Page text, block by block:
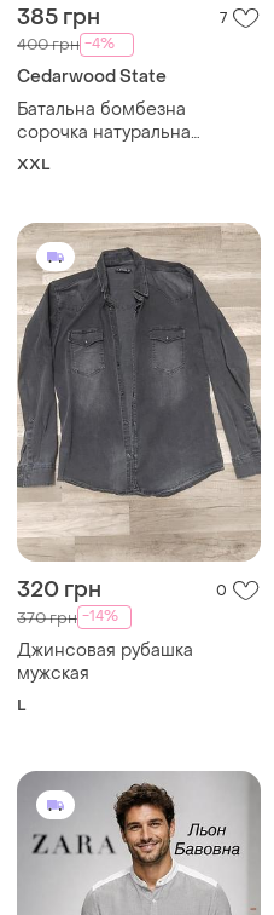
385 грн 7
400 грн -4%
Cedarwood State
Батальна бомбезна
сорочка натуральна
тканина xxl cedarwood
XXL
320 грн 0
370 грн -14%
Джинсовая рубашка
мужская
L